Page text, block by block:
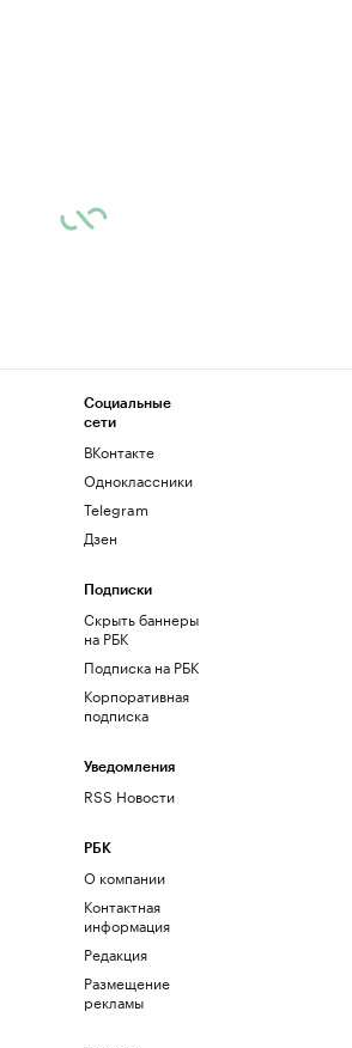
Социальные
сети
ВКонтакте
Одноклассники
Telegram
Дзен
Подписки
Скрыть баннеры
на РБК
Подписка на РБК
Корпоративная
подписка
Уведомления
RSS Новости
РБК
О компании
Контактная
информация
Редакция
Размещение
рекламы